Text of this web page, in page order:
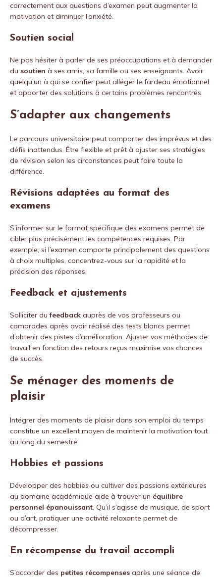
correctement aux questions d’examen peut augmenter la
motivation et diminuer l’anxiété.
Soutien social
Ne pas hésiter à parler de ses préoccupations et à demander
du soutien à ses amis, sa famille ou ses enseignants. Avoir
quelqu’un à qui se confier peut alléger le fardeau émotionnel
et apporter des solutions à certains problèmes rencontrés.
S’adapter aux changements
Le parcours universitaire peut comporter des imprévus et des
défis inattendus. Être flexible et prêt à ajuster ses stratégies
de révision selon les circonstances peut faire toute la
différence.
Révisions adaptées au format des
examens
S’informer sur le format spécifique des examens permet de
cibler plus précisément les compétences requises. Par
exemple, si l’examen comporte principalement des questions
à choix multiples, concentrez-vous sur la rapidité et la
précision des réponses.
Feedback et ajustements
Solliciter dufeedback auprès de vos professeurs ou
camarades après avoir réalisé des tests blancs permet
d’obtenir des pistes d’amélioration. Ajuster vos méthodes de
travail en fonction des retours reçus maximise vos chances
de succès.
Se ménager des moments de
plaisir
Intégrer des moments de plaisir dans son emploi du temps
constitue un excellent moyen de maintenir la motivation tout
au long du semestre.
Hobbies et passions
Développer des hobbies ou cultiver des passions extérieures
au domaine académique aide à trouver un équilibre
personnel épanouissant. Qu’il s’agisse de musique, de sport
ou d’art, pratiquer une activité relaxante permet de
décompresser.
En récompense du travail accompli
S’accorder des petites récompenses après une séance de